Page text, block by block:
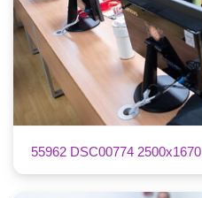
55962 DSC00774 2500x1670